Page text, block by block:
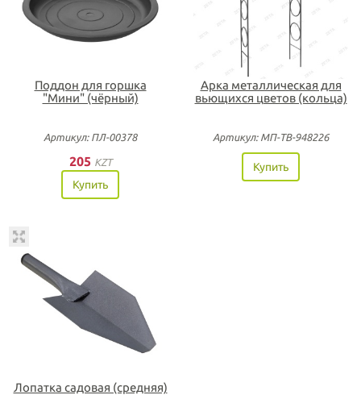
Поддон для горшка
"Мини" (чёрный)
Артикул: ПЛ-00378
205 KZT
Купить
Арка металлическая для
вьющихся цветов (кольца)
Артикул: МП-ТВ-948226
Купить
Лопатка садовая (средняя)